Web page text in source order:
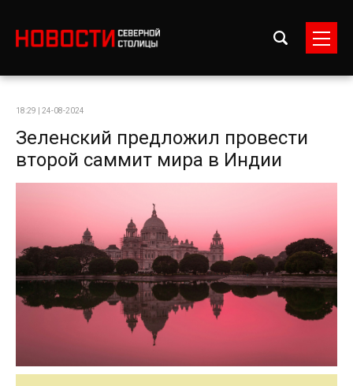
18:29 | 24-08-2024
Зеленский предложил провести
второй саммит мира в Индии